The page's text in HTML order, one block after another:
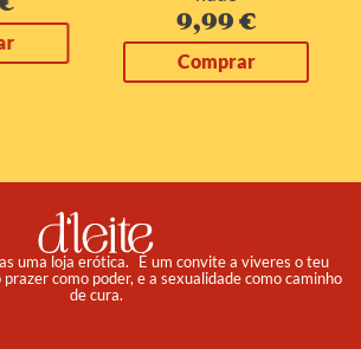
uma loja erótica. É um convite a viveres o teu
como poder, e a sexualidade como caminho
de cura.